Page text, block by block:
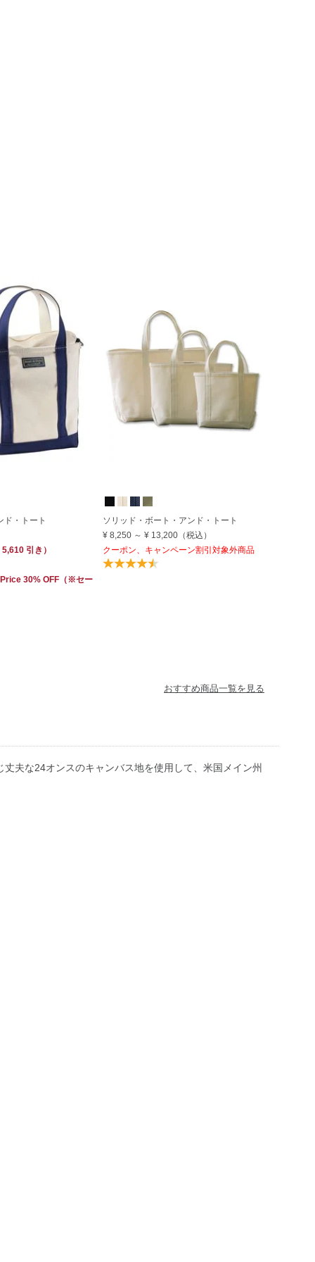
ド・トート
5,610 引き）
30% OFF （※セー
ソリッド・ボート・アンド・トート
¥ 8,250～ ¥ 13,200（税込）
クーポン、キャンペーン割引対象外商品
おすすめ商品一覧を見る
夫な24オンスのキャンバス地を使用して、米国メイン州